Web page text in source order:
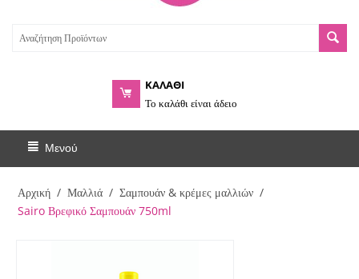
ΚΑΛΑΘΙ
Το καλάθι είναι άδειο
Μενού
Αρχική / Μαλλιά / Σαμπουάν & κρέμες μαλλιών /
Sairo Βρεφικό Σαμπουάν 750ml